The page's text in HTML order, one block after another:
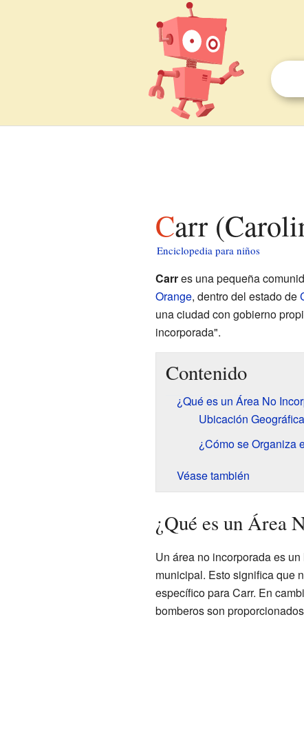
Carr
Enciclopedia para niños
Carres una pequeña
Orange, dentro del estado de
una ciudad con gobierno
incorporada".
Contenido
¿Qué es un Área No
Ubicación
¿Cómo se Organiza
Véase también
¿Qué es un Área
Un área no incorporada es
municipal. Esto significa que
específico para Carr. En
bomberos son